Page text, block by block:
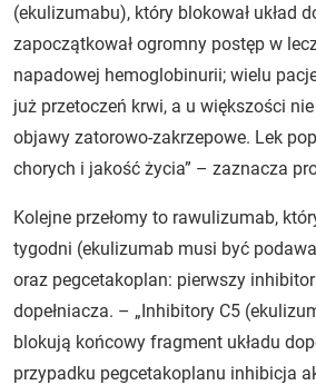
(ekulizumabu), który blokował układ
zapoczątkował ogromny postęp w
napadowej hemoglobinurii; wielu
już przetoczeń krwi, a u większości
objawy zatorowo-zakrzepowe. Lek
chorych i jakość życia” – zaznacza
Kolejne przełomy to rawulizumab,
tygodni (ekulizumab musi być
oraz pegcetakoplan: pierwszy inhibitor
dopełniacza. – „Inhibitory C5
blokują końcowy fragment układu
przypadku pegcetakoplanu inhibicja